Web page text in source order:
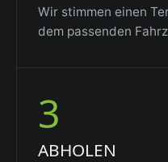
Wir stimmen einen
dem passenden
3
ABHOLEN